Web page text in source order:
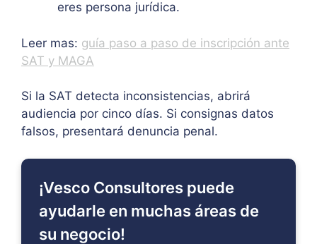
eres persona jurídica.
Leer mas: guía paso a paso de inscripción ante
SAT y MAGA
Si la SAT detecta inconsistencias, abrirá
audiencia por cinco días. Si consignas datos
falsos, presentará denuncia penal.
¡Vesco Consultores puede
ayudarle en muchas áreas de
su negocio!